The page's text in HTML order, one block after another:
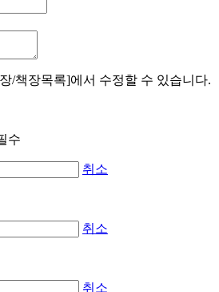
/책장목록]에서 수정할 수 있습니다.
취소
취소
취소